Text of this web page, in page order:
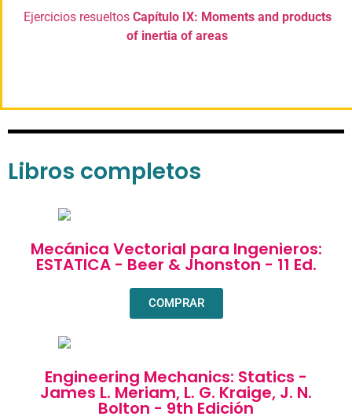
Ejercicios resueltos Capítulo IX: Moments and products
of inertia of areas
Libros completos
Mecánica Vectorial para Ingenieros:
ESTATICA - Beer & Jhonston - 11 Ed.
COMPRAR
Engineering Mechanics: Statics -
James L. Meriam, L. G. Kraige, J. N.
Bolton - 9th Edición